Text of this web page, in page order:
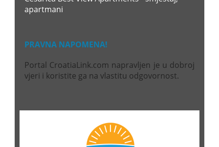
apartmani
PRAVNA NAPOMENA!
Portal CroatiaLink.com napravljen je u dobroj
vjeri i koristite ga na vlastitu odgovornost.